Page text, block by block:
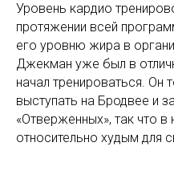
Уровень кардио
протяжении всей
его уровню жира в
Джекман уже был в
начал тренироваться. Он
выступать на Бродвее и
«Отверженных», так что
относительно худым для